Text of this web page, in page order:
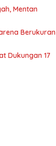
Mentan
Berukuran
Dukungan 17